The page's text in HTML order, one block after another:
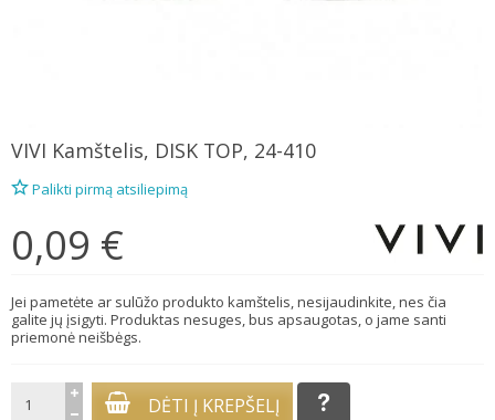
VIVI Kamštelis, DISK TOP, 24-410
Palikti pirmą atsiliepimą
0,09 €
Jei pametėte ar sulūžo produkto kamštelis, nesijaudinkite, nes čia
galite jų įsigyti. Produktas nesuges, bus apsaugotas, o jame santi
priemonė neišbėgs.
DĖTI Į KREPŠELĮ